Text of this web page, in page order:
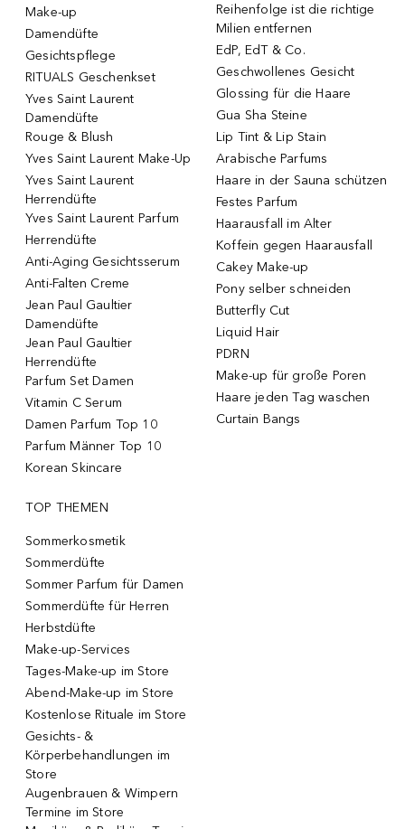
Make-up
Damendüfte
Gesichtspflege
RITUALS Geschenkset
Yves Saint Laurent
Damendüfte
Rouge & Blush
Yves Saint Laurent Make-Up
Yves Saint Laurent
Herrendüfte
Yves Saint Laurent Parfum
Herrendüfte
Anti-Aging Gesichtsserum
Anti-Falten Creme
Jean Paul Gaultier
Damendüfte
Jean Paul Gaultier
Herrendüfte
Parfum Set Damen
Vitamin C Serum
Damen Parfum Top 10
Parfum Männer Top 10
Korean Skincare
Reihenfolge ist die richtige
Milien entfernen
EdP, EdT & Co.
Geschwollenes Gesicht
Glossing für die Haare
Gua Sha Steine
Lip Tint & Lip Stain
Arabische Parfums
Haare in der Sauna schützen
Festes Parfum
Haarausfall im Alter
Koffein gegen Haarausfall
Cakey Make-up
Pony selber schneiden
Butterfly Cut
Liquid Hair
PDRN
Make-up für große Poren
Haare jeden Tag waschen
Curtain Bangs
TOP THEMEN
Sommerkosmetik
Sommerdüfte
Sommer Parfum für Damen
Sommerdüfte für Herren
Herbstdüfte
Make-up-Services
Tages-Make-up im Store
Abend-Make-up im Store
Kostenlose Rituale im Store
Gesichts- &
Körperbehandlungen im
Store
Augenbrauen & Wimpern
Termine im Store